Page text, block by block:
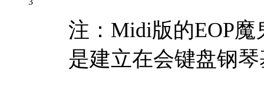
注：Midi版的EOP魔
是建立在会键盘钢